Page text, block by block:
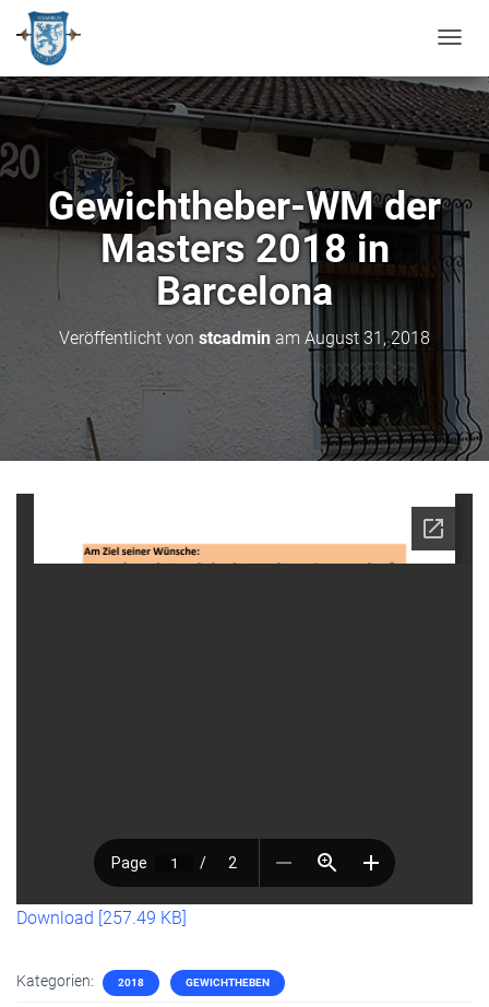
A
V
I
G
I
N
U
M
T
E
N
Gewichtheber-WM der
Masters 2018 in
Barcelona
Veröffentlicht von stcadmin am August 31, 2018
Download [257.49 KB]
Kategorien: 2018 GEWICHTHEBEN